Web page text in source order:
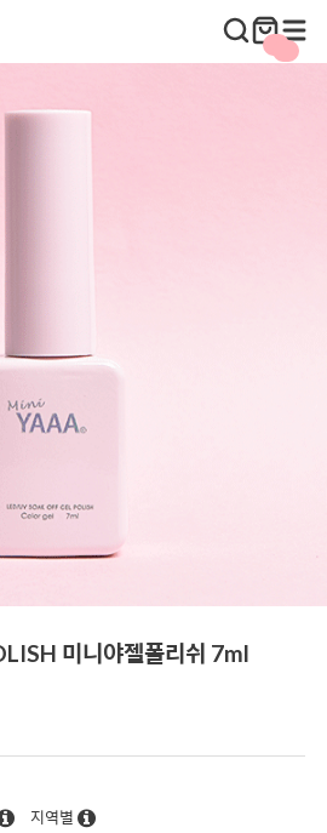
미니야젤폴리쉬 7ml
지역별